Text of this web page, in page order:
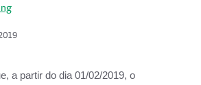
a partir do dia 01/02/2019, o